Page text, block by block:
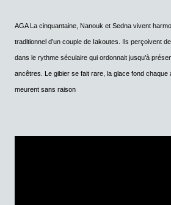
AGA La cinquantaine, Nanouk et Sedna vivent
traditionnel d’un couple de Iakoutes. Ils perçoivent
dans le rythme séculaire qui ordonnait jusqu’à
ancêtres. Le gibier se fait rare, la glace fond chaque
meurent sans raison